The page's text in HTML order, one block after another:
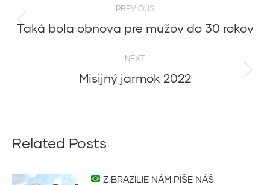
navigation
PREVIOUS
Previous
Taká bola obnova pre mužov do 30 rokov
NEXT
Next
Misijný jarmok 2022
Related Posts
Z BRAZÍLIE NÁM PÍŠE NÁŠ